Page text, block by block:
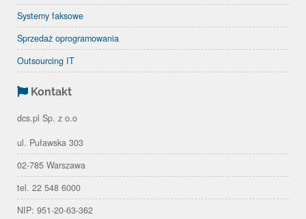
Systemy faksowe
Sprzedaż oprogramowania
Outsourcing IT
Kontakt
dcs.pl Sp. z o.o
ul. Puławska 303
02-785 Warszawa
tel. 22 548 6000
NIP: 951-20-63-362